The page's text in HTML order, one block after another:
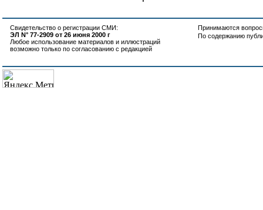
Свидетельство о регистрации СМИ:
ЭЛ N° 77-2909 от 26 июня 2000 г
Любое использование материалов и иллюстраций
возможно только по согласованию с редакцией
Принимаются
По содержанию